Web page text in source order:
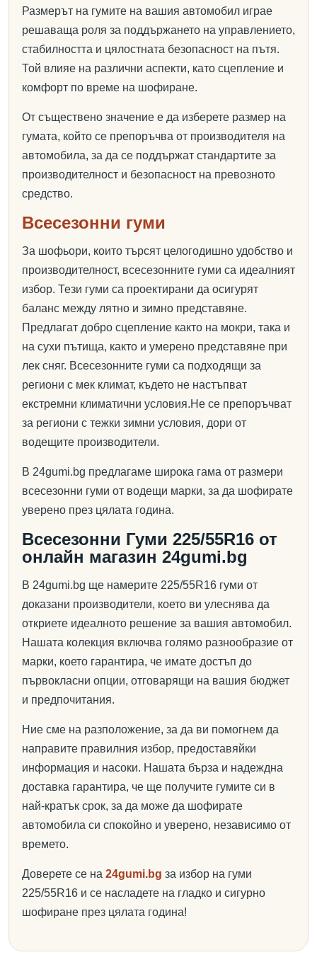
Размерът на гумите на вашия автомобил играе
решаваща роля за поддържането на управлението,
стабилността и цялостната безопасност на пътя.
Той влияе на различни аспекти, като сцепление и
комфорт по време на шофиране.
От съществено значение е да изберете размер на
гумата, който се препоръчва от производителя на
автомобила, за да се поддържат стандартите за
производителност и безопасност на превозното
средство.
Всесезонни гуми
За шофьори, които търсят целогодишно удобство и
производителност, всесезонните гуми са идеалният
избор. Тези гуми са проектирани да осигурят
баланс между лятно и зимно представяне.
Предлагат добро сцепление както на мокри, така и
на сухи пътища, както и умерено представяне при
лек сняг. Всесезонните гуми са подходящи за
региони с мек климат, където не настъпват
екстремни климатични условия.Не се препоръчват
за региони с тежки зимни условия, дори от
водещите производители.
В 24gumi.bg предлагаме широка гама от размери
всесезонни гуми от водещи марки, за да шофирате
уверено през цялата година.
Всесезонни Гуми 225/55R16 от
онлайн магазин 24gumi.bg
В 24gumi.bg ще намерите 225/55R16 гуми от
доказани производители, което ви улеснява да
откриете идеалното решение за вашия автомобил.
Нашата колекция включва голямо разнообразие от
марки, което гарантира, че имате достъп до
първокласни опции, отговарящи на вашия бюджет
и предпочитания.
Ние сме на разположение, за да ви помогнем да
направите правилния избор, предоставяйки
информация и насоки. Нашата бърза и надеждна
доставка гарантира, че ще получите гумите си в
най-кратък срок, за да може да шофирате
автомобила си спокойно и уверено, независимо от
времето.
Доверете се на 24gumi.bg за избор на гуми
225/55R16 и се насладете на гладко и сигурно
шофиране през цялата година!